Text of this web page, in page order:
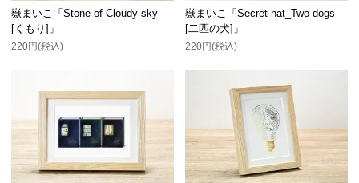
嶽まいこ「Stone of Cloudy sky
[くもり]」
220円(税込)
嶽まいこ「Secret hat_Two dogs
[二匹の犬]」
220円(税込)